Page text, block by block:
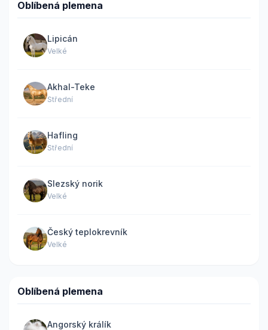
Oblíbená plemena
Lipicán
Velké
Akhal-Teke
Střední
Hafling
Střední
Slezský norik
Velké
Český teplokrevník
Velké
Oblíbená plemena
Angorský králík